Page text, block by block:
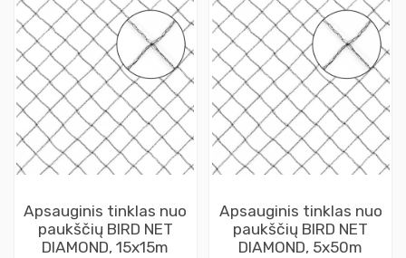
Apsauginis tinklas nuo
paukščių BIRD NET
DIAMOND, 15x15m
Apsauginis tinklas nuo
paukščių BIRD NET
DIAMOND, 5x50m